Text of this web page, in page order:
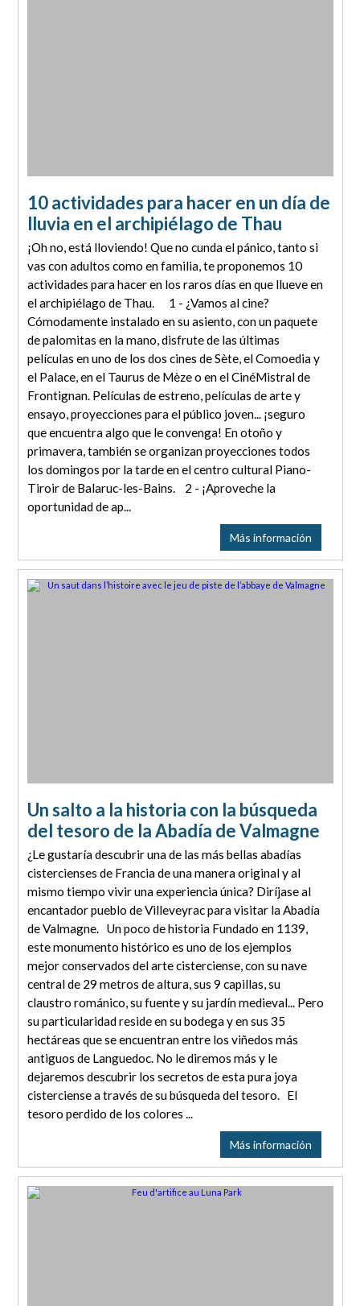
10 actividades para hacer en un día de
lluvia en el archipiélago de Thau
¡Oh no, está lloviendo! Que no cunda el pánico, tanto si
vas con adultos como en familia, te proponemos 10
actividades para hacer en los raros días en que llueve en
el archipiélago de Thau. 1 - ¿Vamos al cine?
Cómodamente instalado en su asiento, con un paquete
de palomitas en la mano, disfrute de las últimas
películas en uno de los dos cines de Sète, el Comoedia y
el Palace, en el Taurus de Mèze o en el CinéMistral de
Frontignan. Películas de estreno, películas de arte y
ensayo, proyecciones para el público joven... ¡seguro
que encuentra algo que le convenga! En otoño y
primavera, también se organizan proyecciones todos
los domingos por la tarde en el centro cultural Piano-
Tiroir de Balaruc-les-Bains. 2 - ¡Aproveche la
oportunidad de ap...
Más información
Un salto a la historia con la búsqueda
del tesoro de la Abadía de Valmagne
¿Le gustaría descubrir una de las más bellas abadías
cistercienses de Francia de una manera original y al
mismo tiempo vivir una experiencia única? Diríjase al
encantador pueblo de Villeveyrac para visitar la Abadía
de Valmagne. Un poco de historia Fundado en 1139,
este monumento histórico es uno de los ejemplos
mejor conservados del arte cisterciense, con su nave
central de 29 metros de altura, sus 9 capillas, su
claustro románico, su fuente y su jardín medieval... Pero
su particularidad reside en su bodega y en sus 35
hectáreas que se encuentran entre los viñedos más
antiguos de Languedoc. No le diremos más y le
dejaremos descubrir los secretos de esta pura joya
cisterciense a través de su búsqueda del tesoro. El
tesoro perdido de los colores ...
Más información